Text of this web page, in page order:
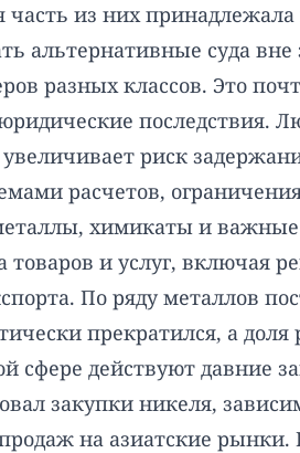
часть из них
альтернативные суда
разных классов. Это
последствия.
увеличивает риск
расчетов,
химикаты и
товаров и услуг, включая
По ряду металлов
прекратился, а
сфере действуют давние
закупки никеля,
на азиатские